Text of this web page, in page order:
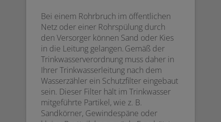
Bei einem Rohrbruch im öffentlichen
Netz oder einer Rohrspülung durch
den Versorger können Sand oder Kies
in die Leitung gelangen. Gemäß der
Trinkwasserverordnung muss daher in
Ihrer Trinkwasserleitung nach dem
Wasserzähler ein Schutzfilter eingebaut
sein. Dieser Filter hält im Trinkwasser
mitgeführte Partikel, wie z. B.
Sandkörner, Gewindespäne oder